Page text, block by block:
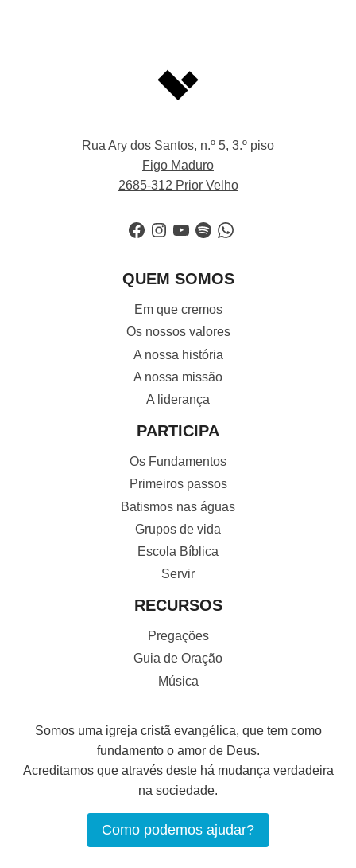
Rua Ary dos Santos, n.º 5, 3.º piso
Figo Maduro
2685-312 Prior Velho
Facebook
Instagram
YouTube
SpotifyWhatsApp
QUEM SOMOS
Em que cremos
Os nossos valores
A nossa história
A nossa missão
A liderança
PARTICIPA
Os Fundamentos
Primeiros passos
Batismos nas águas
Grupos de vida
Escola Bíblica
Servir
RECURSOS
Pregações
Guia de Oração
Música
Somos uma igreja cristã evangélica, que tem como
fundamento o amor de Deus.
Acreditamos que através deste há mudança verdadeira
na sociedade.
Como podemos ajudar?